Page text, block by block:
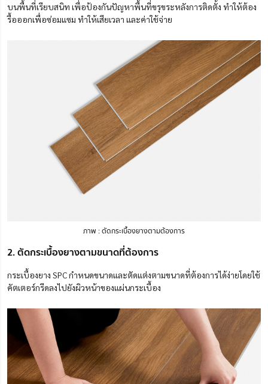
บนพื้นที่เรียบสนิท เพื่อป้องกันปัญหาพื้นที่ขรุขระหลังการติดตั้ง ทำให้ต้อง
รื้อออกเพื่อซ่อมแซม ทำให้เสียเวลา และค่าใช้จ่าย
ภาพ :ตัดกระเบื้องยางตามต้องการ
2. ตัดกระเบื้องยางตามขนาดที่ต้องการ
กระเบื้องยาง SPC กำหนดขนาดและตัดแต่งตามขนาดที่ต้องการได้ง่ายโดยใช้
คัตเตอร์กรีดลงไปยังผิวหน้าของแผ่นกระเบื้อง